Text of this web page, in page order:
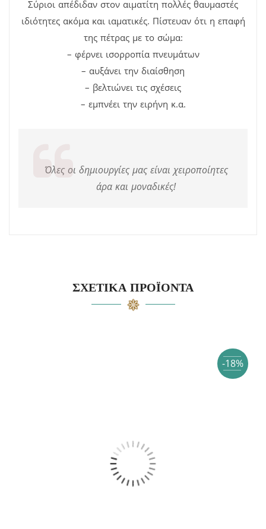
Σύριοι απέδιδαν στον αιματίτη πολλές θαυμαστές
ιδιότητες ακόμα και ιαματικές. Πίστευαν ότι η επαφή
της πέτρας με το σώμα:
– φέρνει ισορροπία πνευμάτων
– αυξάνει την διαίσθηση
– βελτιώνει τις σχέσεις
– εμπνέει την ειρήνη κ.α.
Όλες οι δημιουργίες μας είναι χειροποίητες
άρα και μοναδικές!
ΣΧΕΤΙΚΆ ΠΡΟΪΌΝΤΑ
-18%